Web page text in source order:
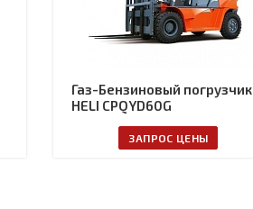
Газ-Бензиновый погрузчик
HELI CPQYD60G
ЗАПРОС ЦЕНЫ